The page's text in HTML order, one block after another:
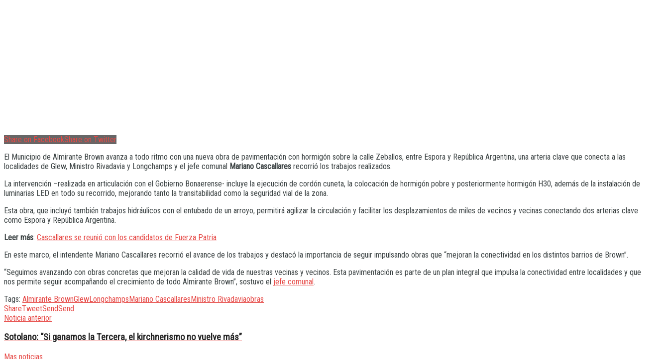
Share on FacebookShare on Twitter
El Municipio de Almirante Brown avanza a todo ritmo con una nueva obra de pavimentación con hormigón sobre la calle Zeballos, entre Espora y República Argentina, una arteria clave que conecta a las
localidades de Glew, Ministro Rivadavia y Longchamps y el jefe comunal Mariano Cascallares recorrió los trabajos realizados.
La intervención –realizada en articulación con el Gobierno Bonaerense- incluye la ejecución de cordón cuneta, la colocación de hormigón pobre y posteriormente hormigón H30, además de la instalación de
luminarias LED en todo su recorrido, mejorando tanto la transitabilidad como la seguridad vial de la zona.
Esta obra, que incluyó también trabajos hidráulicos con el entubado de un arroyo, permitirá agilizar la circulación y facilitar los desplazamientos de miles de vecinos y vecinas conectando dos arterias clave
como Espora y República Argentina.
Leer más: Cascallares se reunió con los candidatos de Fuerza Patria
En este marco, el intendente Mariano Cascallares recorrió el avance de los trabajos y destacó la importancia de seguir impulsando obras que “mejoran la conectividad en los distintos barrios de Brown”.
“Seguimos avanzando con obras concretas que mejoran la calidad de vida de nuestras vecinas y vecinos. Esta pavimentación es parte de un plan integral que impulsa la conectividad entre localidades y que
nos permite seguir acompañando el crecimiento de todo Almirante Brown”, sostuvo el jefe comunal.
Tags: Almirante BrownGlewLongchampsMariano CascallaresMinistro Rivadaviaobras
ShareTweetSendSend
Noticia anterior
Sotolano: “Si ganamos la Tercera, el kirchnerismo no vuelve más”
Mas noticias